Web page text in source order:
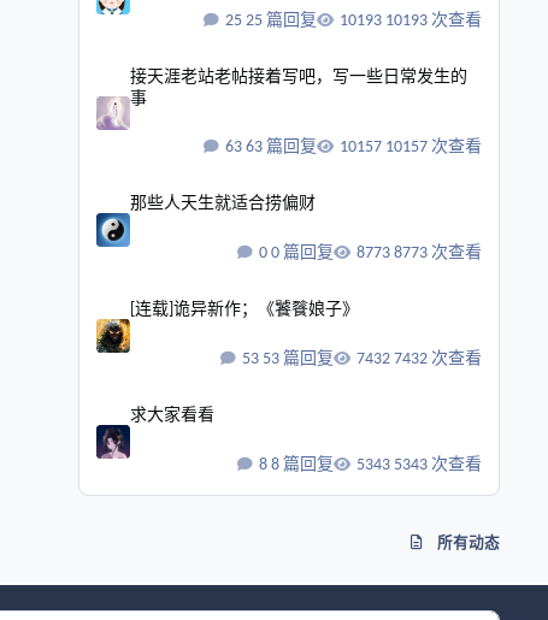
25 篇回复 10193 次查看
接天涯老站老帖接着写吧，写一些日常发生的
事
63 篇回复 10157 次查看
那些人天生就适合捞偏财
0 篇回复 8773 次查看
[连载]诡异新作；《饕餮娘子》
53 篇回复 7432 次查看
求大家看看
8 篇回复 5343 次查看
所有动态